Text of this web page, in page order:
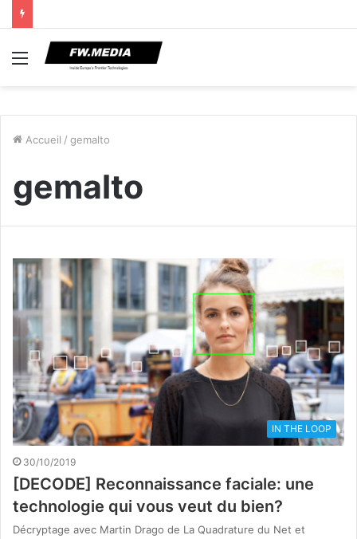
Menu
Accueil / gemalto
gemalto
IN THE LOOP
30/10/2019
[DECODE] Reconnaissance faciale: une
technologie qui vous veut du bien?
Décryptage avec Martin Drago de La Quadrature du Net et